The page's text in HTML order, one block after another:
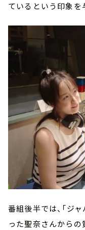
ているという印象を
番組後半では、「ジ
った聖奈さんからの